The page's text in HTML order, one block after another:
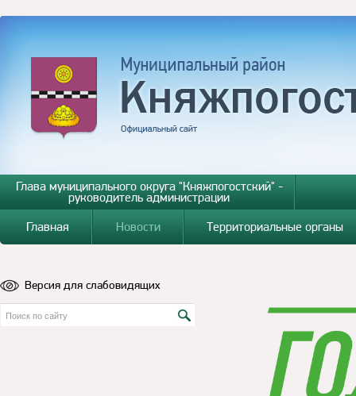
Глава муниципального округа "Княжпогостский" -
руководитель администрации
Главная
Новости Территориальные органы
Версия для слабовидящих